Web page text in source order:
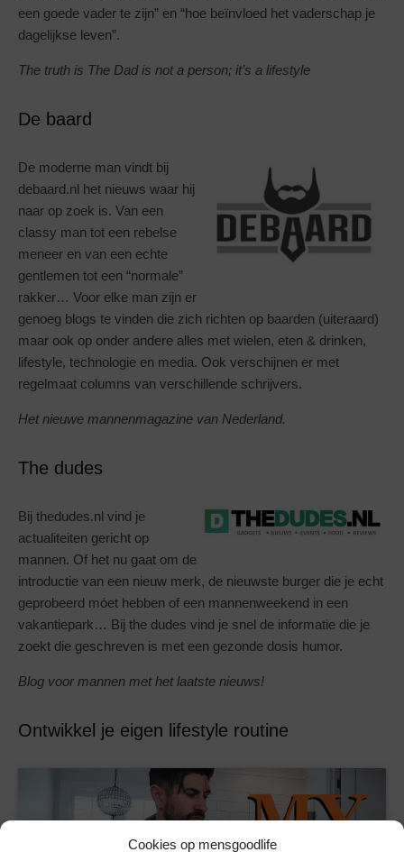
Cookies op mensgoodlife
een goede vader te zijn” en “hoe beïnvloed het vaderschap je
dagelijkse leven”.
The truth is The Dad is not a person; it’s a lifestyle
De baard
De moderne man vindt bij
debaard.nl het nieuws waar hij
naar op zoek is. Van een
classy man tot een rebelse
meneer en van een echte
gentlemen tot een “normale”
rakker… Voor elke man zijn er
genoeg blogs te vinden die zich richten op baarden (uiteraard)
maar ook op onder andere alles met wielen, eten & drinken,
lifestyle, technologie en media. Ook verschijnen er met
regelmaat columns van verschillende schrijvers.
Het nieuwe mannenmagazine van Nederland.
The dudes
Bij thedudes.nl vind je
actualiteiten gericht op
mannen. Of het nu gaat om de
introductie van een nieuw merk, de nieuwste burger die je echt
geprobeerd móet hebben of een mannenweekend in een
vakantiepark… Bij the dudes vind je snel de informatie die je
zoekt die geschreven is met een gezonde dosis humor.
Blog voor mannen met het laatste nieuws!
Ontwikkel je eigen lifestyle routine